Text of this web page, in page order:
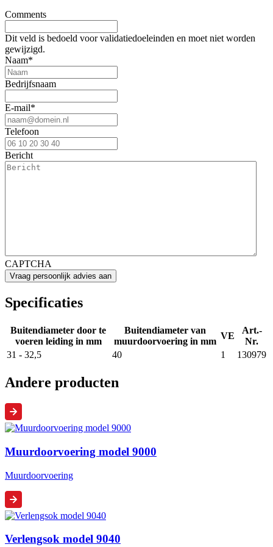
Comments
Dit veld is bedoeld voor validatiedoeleinden en moet niet worden
gewijzigd.
Naam*
Bedrijfsnaam
E-mail*
Telefoon
Bericht
CAPTCHA
Specificaties
Buitendiameter door te
voeren leiding in mm
Buitendiameter van
muurdoorvoering in mm
VE
Art.-
Nr.
31 - 32,5
40 1 130979
Andere producten
Muurdoorvoering model 9000
Muurdoorvoering
Verlengsok model 9040